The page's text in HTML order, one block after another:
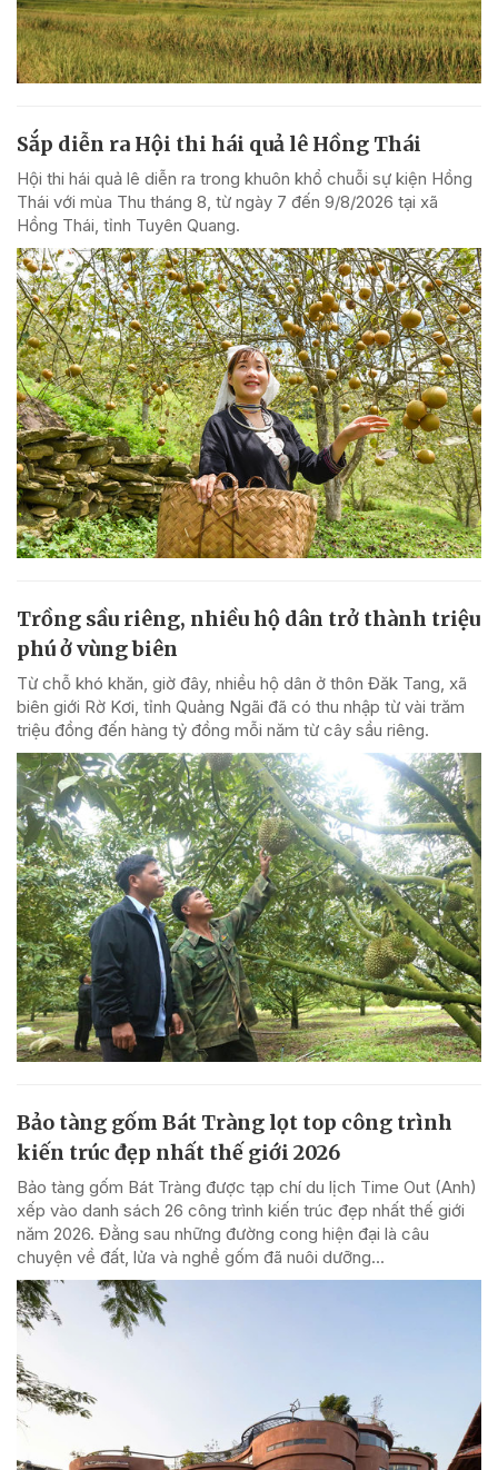
Sắp diễn ra Hội thi hái quả lê Hồng Thái
Hội thi hái quả lê diễn ra trong khuôn khổ chuỗi sự kiện Hồng
Thái với mùa Thu tháng 8, từ ngày 7 đến 9/8/2026 tại xã
Hồng Thái, tỉnh Tuyên Quang.
Trồng sầu riêng, nhiều hộ dân trở thành triệu
phú ở vùng biên
Từ chỗ khó khăn, giờ đây, nhiều hộ dân ở thôn Đăk Tang, xã
biên giới Rờ Kơi, tỉnh Quảng Ngãi đã có thu nhập từ vài trăm
triệu đồng đến hàng tỷ đồng mỗi năm từ cây sầu riêng.
Bảo tàng gốm Bát Tràng lọt top công trình
kiến trúc đẹp nhất thế giới 2026
Bảo tàng gốm Bát Tràng được tạp chí du lịch Time Out (Anh)
xếp vào danh sách 26 công trình kiến trúc đẹp nhất thế giới
năm 2026. Đằng sau những đường cong hiện đại là câu
chuyện về đất, lửa và nghề gốm đã nuôi dưỡng...